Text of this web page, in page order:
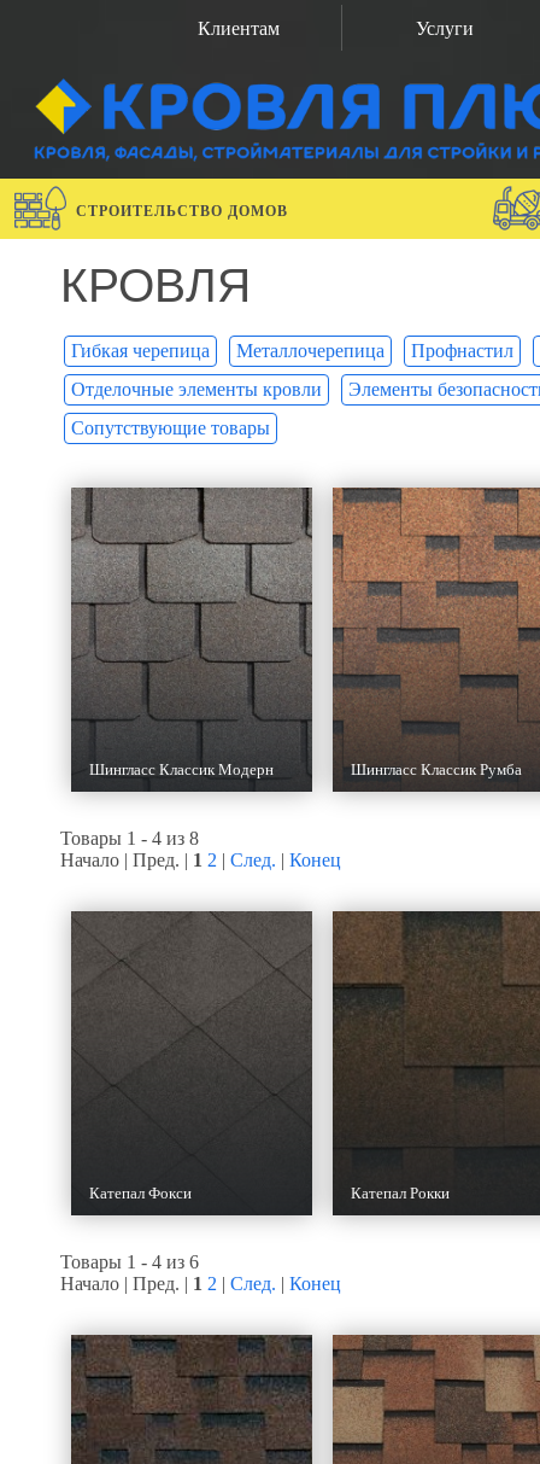
Клиентам Услуги
СТРОИТЕЛЬСТВО ДОМОВ
КРОВЛЯ
Гибкая черепица Металлочерепица
Профнастил
Отделочные элементы кровли
Элементы
Сопутствующие товары
Шингласс Классик Модерн Шингласс Классик Румба
Товары 1 - 4 из 8
Начало | Пред. | 1 2 | След. | Конец
Катепал Фокси Катепал Рокки
Товары 1 - 4 из 6
Начало | Пред. | 1 2 | След. | Конец